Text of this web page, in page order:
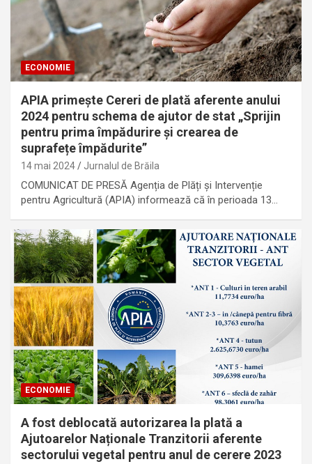
ECONOMIE
APIA primește Cereri de plată aferente anului
2024 pentru schema de ajutor de stat „Sprijin
pentru prima împădurire și crearea de
suprafețe împădurite”
14 mai 2024 Jurnalul de Brăila
COMUNICAT DE PRESĂ Agenția de Plăți și Intervenție
pentru Agricultură (APIA) informează că în perioada 13…
ECONOMIE
A fost deblocată autorizarea la plată a
Ajutoarelor Naționale Tranzitorii aferente
sectorului vegetal pentru anul de cerere 2023